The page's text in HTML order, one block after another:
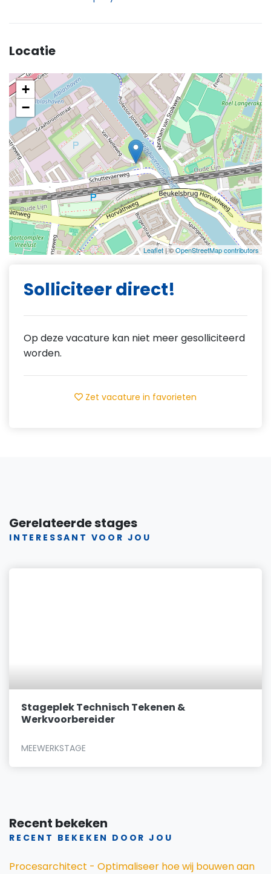
Locatie
+
−
Leaflet| ©OpenStreetMap contributors
Solliciteer direct!
Op deze vacature kan niet meer gesolliciteerd
worden.
Zet vacature in favorieten
Gerelateerde stages
INTERESSANT VOOR JOU
Stageplek Technisch Tekenen &
Werkvoorbereider
MEEWERKSTAGE
Recent bekeken
RECENT BEKEKEN DOOR JOU
Procesarchitect - Optimaliseer hoe wij bouwen aan